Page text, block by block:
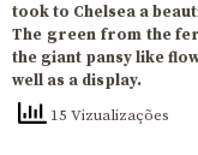
took to Chelsea a
The green from the
the giant pansy like
well as a display.
15 Vizualizações